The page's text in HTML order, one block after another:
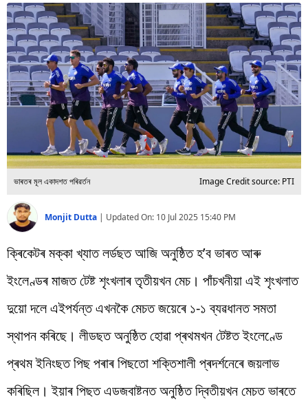
জীৱনশৈলী
বিশ্ব
প্ৰযুক্তি
Videos
ভাৰতৰ মূল একাদশত পৰিৱৰ্তন Image Credit source: PTI
Monjit Dutta | Updated On: 10 Jul 2025 15:40 PM
ক্ৰিকেটৰ মক্কা খ্যাত লৰ্ডছত আজি অনুষ্ঠিত হ’ব ভাৰত আৰু
ইংলেণ্ডৰ মাজত টেষ্ট শৃংখলাৰ তৃতীয়খন মেচ। পাঁচখনীয়া এই শৃংখলাত
দুয়ো দলে এইপৰ্যন্ত এখনকৈ মেচত জয়েৰে ১-১ ব্যৱধানত সমতা
স্থাপন কৰিছে। লীডছত অনুষ্ঠিত হোৱা প্ৰথমখন টেষ্টত ইংলেণ্ডে
প্ৰথম ইনিংছত পিছ পৰাৰ পিছতো শক্তিশালী প্ৰদৰ্শনেৰে জয়লাভ
কৰিছিল। ইয়াৰ পিছত এডজবাষ্টনত অনুষ্ঠিত দ্বিতীয়খন মেচত ভাৰতে